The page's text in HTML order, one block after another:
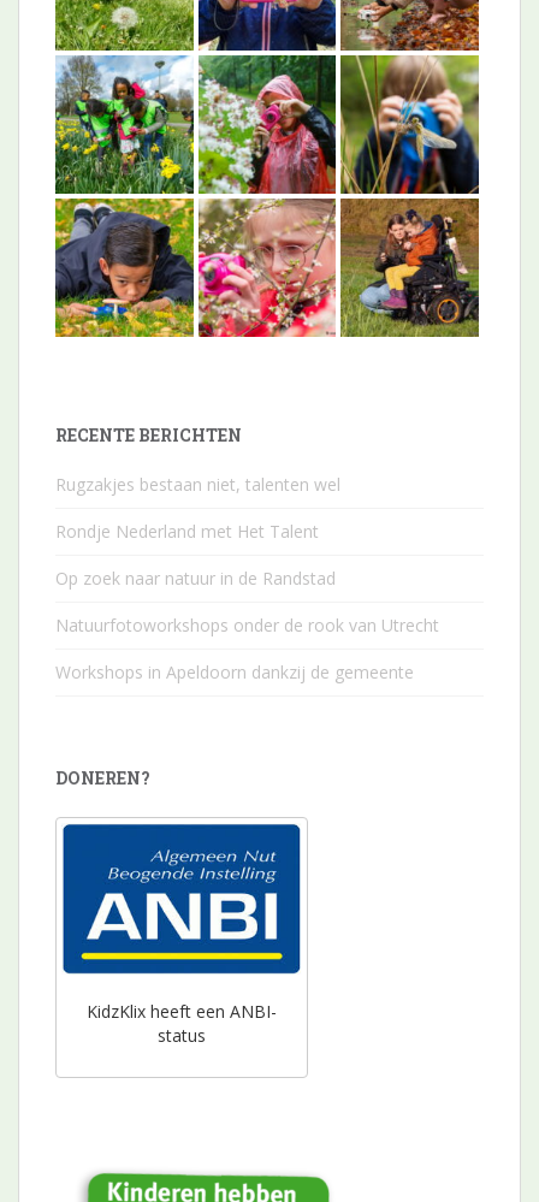
RECENTE BERICHTEN
Rugzakjes bestaan niet, talenten wel
Rondje Nederland met Het Talent
Op zoek naar natuur in de Randstad
Natuurfotoworkshops onder de rook van Utrecht
Workshops in Apeldoorn dankzij de gemeente
DONEREN?
KidzKlix heeft een ANBI-
status